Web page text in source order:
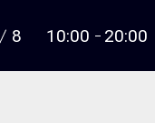
8 10:00 20:00